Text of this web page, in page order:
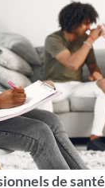
de santé